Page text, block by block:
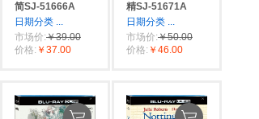
简SJ-51666A
日期分类 ...
市场价:￥39.00
价格: ￥37.00
精SJ-51671A
日期分类 ...
市场价:￥50.00
价格: ￥46.00